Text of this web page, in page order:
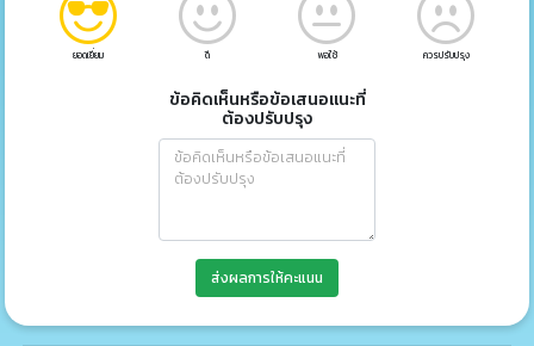
ยอดเยี่ยม ดี พอใช้ ควรปรับปรุง
ข้อคิดเห็นหรือข้อเสนอแนะที่
ต้องปรับปรุง
ส่งผลการให้คะแนน